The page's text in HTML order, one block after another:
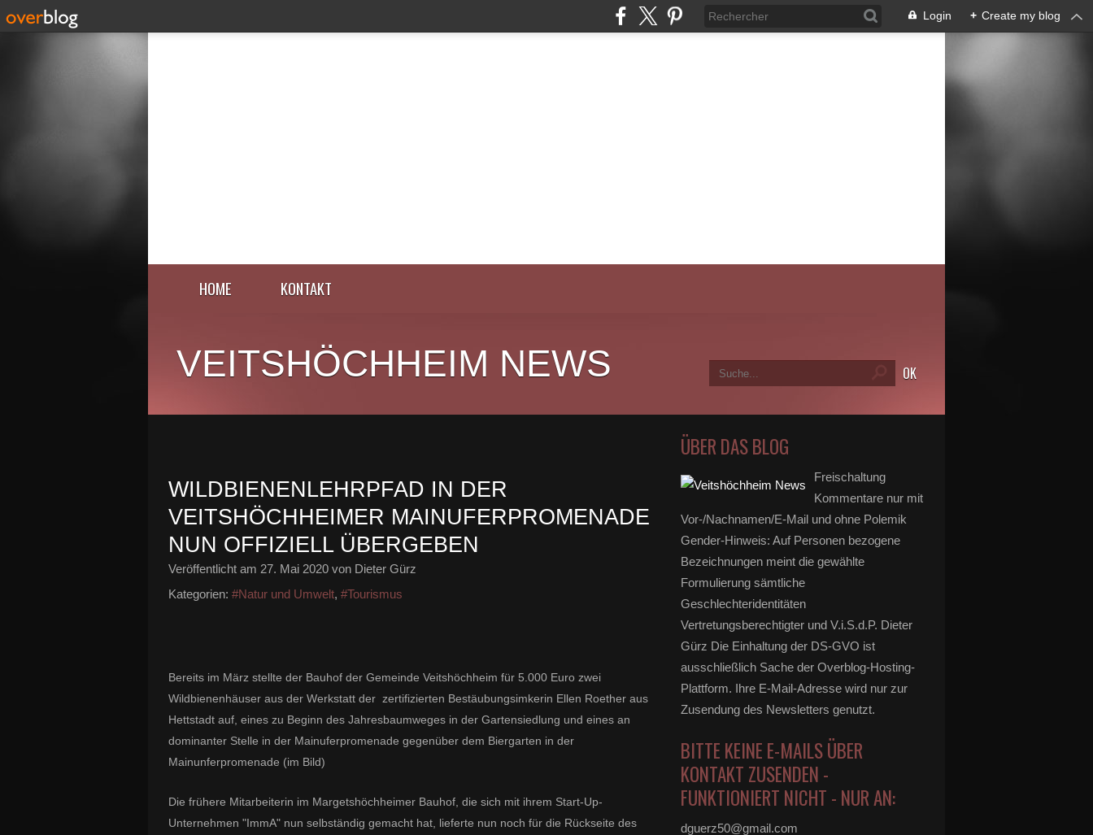
Login + Create my blog
HOME KONTAKT
VEITSHÖCHHEIM NEWS
WILDBIENENLEHRPFAD IN DER
VEITSHÖCHHEIMER MAINUFERPROMENADE
NUN OFFIZIELL ÜBERGEBEN
Veröffentlicht am 27. Mai 2020 von Dieter Gürz
Kategorien: #Natur und Umwelt, #Tourismus
Bereits im März stellte der Bauhof der Gemeinde Veitshöchheim für 5.000 Euro zwei
Wildbienenhäuser aus der Werkstatt der zertifizierten Bestäubungsimkerin Ellen Roether aus
Hettstadt auf, eines zu Beginn des Jahresbaumweges in der Gartensiedlung und eines an
dominanter Stelle in der Mainuferpromenade gegenüber dem Biergarten in der
Mainunferpromenade (im Bild)
Die frühere Mitarbeiterin im Margetshöchheimer Bauhof, die sich mit ihrem Start-Up-
Unternehmen "ImmA" nun selbständig gemacht hat, lieferte nun noch für die Rückseite des
ÜBER DAS BLOG
Freischaltung
Kommentare nur mit
Vor-/Nachnamen/E-Mail und ohne Polemik
Gender-Hinweis: Auf Personen bezogene
Bezeichnungen meint die gewählte
Formulierung sämtliche
Geschlechteridentitäten
Vertretungsberechtigter und V.i.S.d.P. Dieter
Gürz Die Einhaltung der DS-GVO ist
ausschließlich Sache der Overblog-Hosting-
Plattform. Ihre E-Mail-Adresse wird nur zur
Zusendung des Newsletters genutzt.
BITTE KEINE E-MAILS ÜBER
KONTAKT ZUSENDEN -
FUNKTIONIERT NICHT - NUR AN:
dguerz50@gmail.com